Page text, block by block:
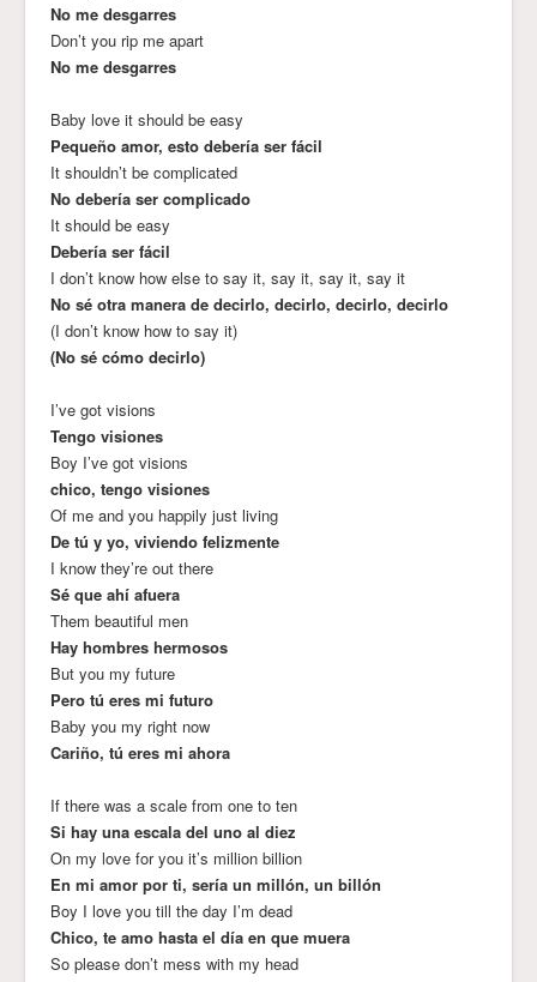
No me desgarres
Don’t you rip me apart
No me desgarres
Baby love it should be easy
Pequeño amor, esto debería ser fácil
It shouldn’t be complicated
No debería ser complicado
It should be easy
Debería ser fácil
I don’t know how else to say it, say it, say it, say it
No sé otra manera de decirlo, decirlo, decirlo, decirlo
(I don’t know how to say it)
(No sé cómo decirlo)
I’ve got visions
Tengo visiones
Boy I’ve got visions
chico, tengo visiones
Of me and you happily just living
De tú y yo, viviendo felizmente
I know they’re out there
Sé que ahí afuera
Them beautiful men
Hay hombres hermosos
But you my future
Pero tú eres mi futuro
Baby you my right now
Cariño, tú eres mi ahora
If there was a scale from one to ten
Si hay una escala del uno al diez
On my love for you it’s million billion
En mi amor por ti, sería un millón, un billón
Boy I love you till the day I’m dead
Chico, te amo hasta el día en que muera
So please don’t mess with my head